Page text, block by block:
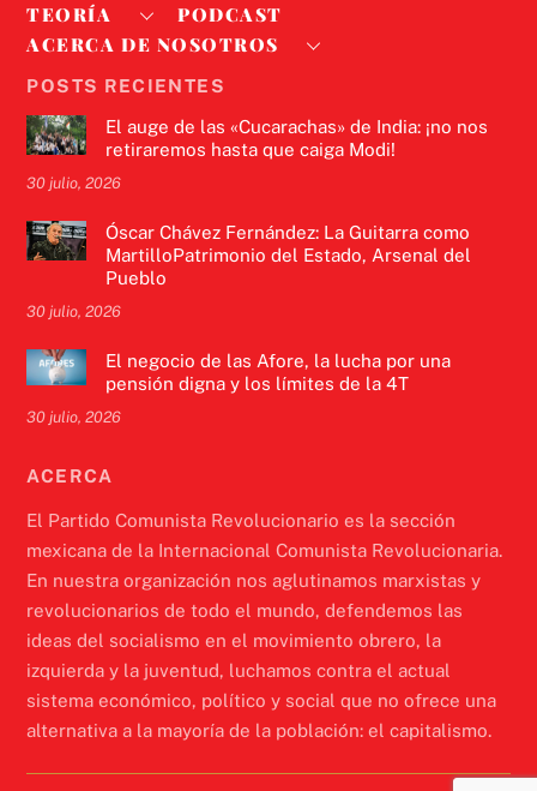
TEORÍA
PODCAST
ACERCA DE NOSOTROS
POSTS RECIENTES
El auge de las «Cucarachas» de India: ¡no nos
retiraremos hasta que caiga Modi!
30 julio, 2026
Óscar Chávez Fernández: La Guitarra como
MartilloPatrimonio del Estado, Arsenal del
Pueblo
30 julio, 2026
El negocio de las Afore, la lucha por una
pensión digna y los límites de la 4T
30 julio, 2026
ACERCA
El Partido Comunista Revolucionario es la sección
mexicana de la Internacional Comunista Revolucionaria.
En nuestra organización nos aglutinamos marxistas y
revolucionarios de todo el mundo, defendemos las
ideas del socialismo en el movimiento obrero, la
izquierda y la juventud, luchamos contra el actual
sistema económico, político y social que no ofrece una
alternativa a la mayoría de la población: el capitalismo.